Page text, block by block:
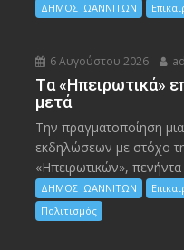
ΔΗΜΟΣ ΙΩΑΝΝΙΤΩΝ
6 Αυγούστου 2026
Tα «Ηπειρωτικά»
μετά
Την πραγματοποίηση
εκδηλώσεων με στόχο
«Ηπειρωτικών», πενήντα
ΔΗΜΟΣ ΙΩΑΝΝΙΤΩΝ
Πολιτισμός